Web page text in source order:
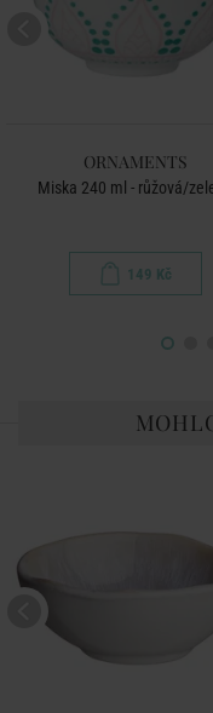
ORNAMENTS
Miska 240 ml - růžová/
149 Kč